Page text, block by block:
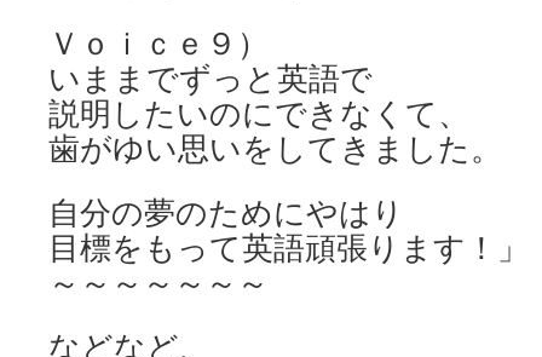
Ｖｏｉｃｅ９）
いままでずっと英語で
説明したいのにできなくて、
歯がゆい思いをしてきました。
自分の夢のためにやはり
目標をもって英語頑張ります！」
～～～～～～～
などなど、